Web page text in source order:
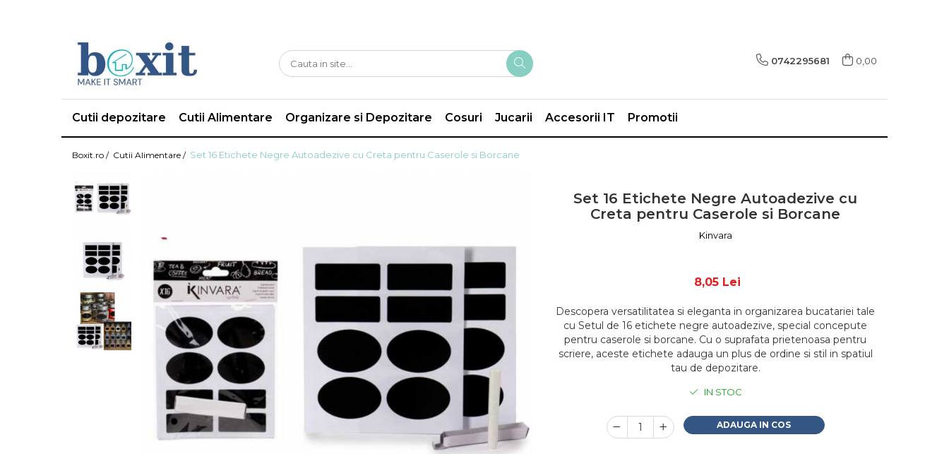
0742295681 0,00
Cutii depozitare Cutii Alimentare Organizare si Depozitare Cosuri Jucarii Accesorii IT Promotii
Boxit.ro / Cutii Alimentare / Set 16 Etichete Negre Autoadezive cu Creta pentru Caserole si Borcane
Set 16 Etichete Negre Autoadezive cu
Creta pentru Caserole si Borcane
Kinvara
8,05 Lei
Descopera versatilitatea si eleganta in organizarea bucatariei tale
cu Setul de 16 etichete negre autoadezive, special concepute
pentru caserole si borcane. Cu o suprafata prietenoasa pentru
scriere, aceste etichete adauga un plus de ordine si stil in spatiul
tau de depozitare.
IN STOC
ADAUGA IN COS